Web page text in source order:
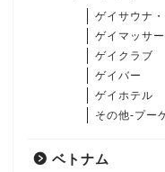
ゲイサウナ
ゲイマッサ
ゲイクラブ
ゲイバー
ゲイホテル
その他-プー
ベトナム